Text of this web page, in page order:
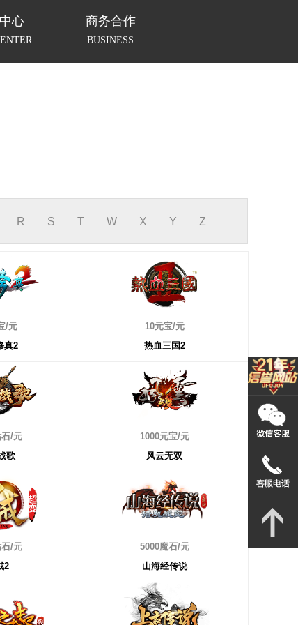
心 商务合作
BUSINESS
R S T W X Y Z
/元
真2
10元宝/元
热血三国2
石/元
歌
1000元宝/元
风云无双
石/元
2
5000魔石/元
山海经传说